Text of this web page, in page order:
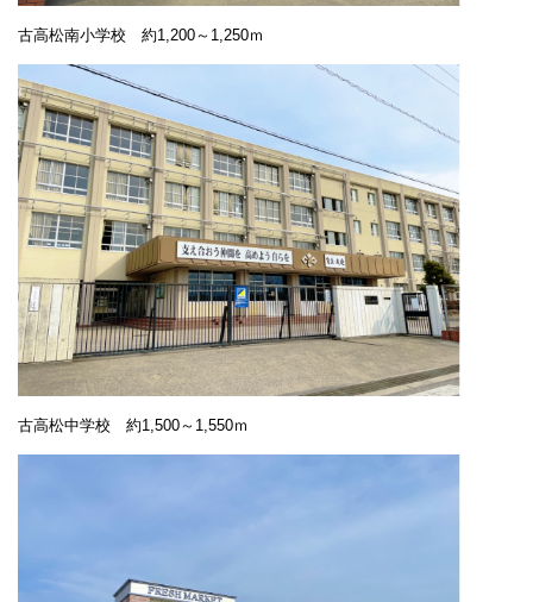
古高松南小学校 約1,200～1,250ｍ
古高松中学校 約1,500～1,550ｍ